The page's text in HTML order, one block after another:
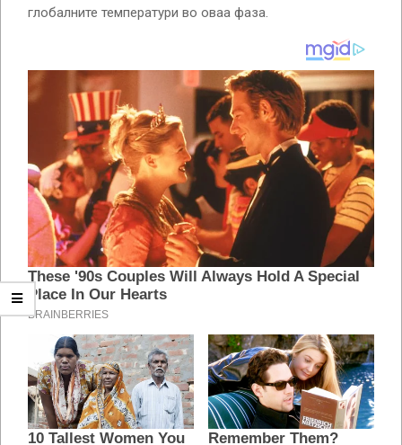
глобалните температури во оваа фаза.